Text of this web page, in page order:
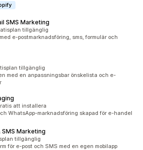
SMS Marketing
totalt
tillgänglig
e-postmarknadsföring, sms, formulär och
totalt tillgänglig
med en anpassningsbar önskelista och e-
totaltatt installera
WhatsApp-marknadsföring skapad för e-handel
SMS Marketing
tillgänglig
för e-post och SMS med en egen mobilapp